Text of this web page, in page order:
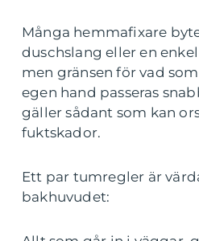
Många hemmafixare
duschslang eller en
men gränsen för vad
egen hand passeras
gäller sådant som kan
fuktskador.
Ett par tumregler är
bakhuvudet: